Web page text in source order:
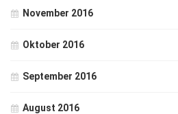
November 2016
Oktober 2016
September 2016
August 2016